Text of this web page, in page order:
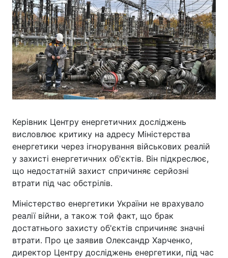
Керівник Центру енергетичних досліджень
висловлює критику на адресу Міністерства
енергетики через ігнорування військових реалій
у захисті енергетичних об'єктів. Він підкреслює,
що недостатній захист спричиняє серйозні
втрати під час обстрілів.
Міністерство енергетики України не врахувало
реалії війни, а також той факт, що брак
достатнього захисту об'єктів спричиняє значні
втрати. Про це заявив Олександр Харченко,
директор Центру досліджень енергетики, під час